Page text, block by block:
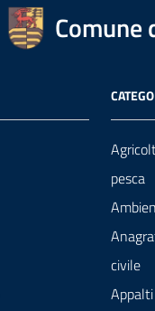
Comune
pesca
civile